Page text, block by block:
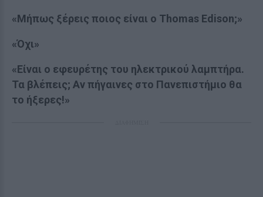
«Μήπως ξέρεις ποιος είναι ο Thomas Edison;»
«Όχι»
«Είναι ο εφευρέτης του ηλεκτρικού λαμπτήρα.
Τα βλέπεις; Αν πήγαινες στο Πανεπιστήμιο θα
το ήξερες!»